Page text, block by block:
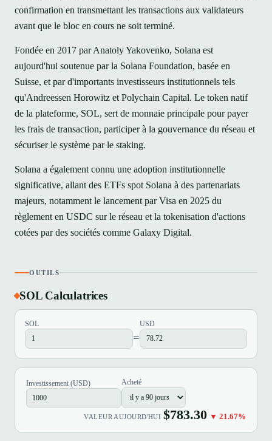
confirmation en transmettant les transactions aux validateurs
avant que le bloc en cours ne soit terminé.
Fondée en 2017 par Anatoly Yakovenko, Solana est
aujourd'hui soutenue par la Solana Foundation, basée en
Suisse, et par d'importants investisseurs institutionnels tels
qu'Andreessen Horowitz et Polychain Capital. Le token natif
de la plateforme, SOL, sert de monnaie principale pour payer
les frais de transaction, participer à la gouvernance du réseau et
sécuriser le système par le staking.
Solana a également connu une adoption institutionnelle
significative, allant des ETFs spot Solana à des partenariats
majeurs, notamment le lancement par Visa en 2025 du
règlement en USDC sur le réseau et la tokenisation d'actions
cotées par des sociétés comme Galaxy Digital.
OUTILS
SOL Calculatrices
SOL
=
USD
Investissement (USD) Acheté
VALEUR AUJOURD'HUI $783.30 ▼ 21.67%